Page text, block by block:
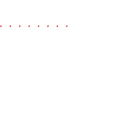
・・・・・・・